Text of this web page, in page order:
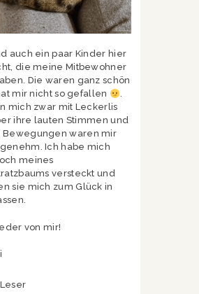
auch ein paar Kinder hier
die meine Mitbewohner
Die waren ganz schön
mir nicht so gefallen
.
mich zwar mit Leckerlis
ihre lauten Stimmen und
Bewegungen waren mir
Ich habe mich
meines
versteckt und
sie mich zum Glück in
von mir!